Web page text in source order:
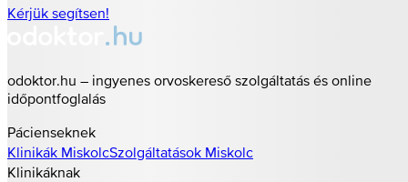
Kérjük segítsen!
odoktor.hu – ingyenes orvoskereső szolgáltatás és online
időpontfoglalás
Pácienseknek
Klinikák MiskolcSzolgáltatások Miskolc
Klinikáknak